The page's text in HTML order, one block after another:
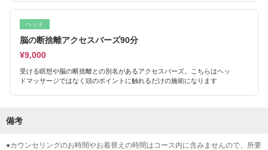
ヘッド
脳の断捨離アクセスバーズ90分
¥9,000
受ける瞑想や脳の断捨離との別名があるアクセスバーズ。こちらはヘッ
ドマッサージではなく頭のポイントに触れるだけの施術になります
備考
●カウンセリングのお時間やお着替えの時間はコース内に含みませんので、所要